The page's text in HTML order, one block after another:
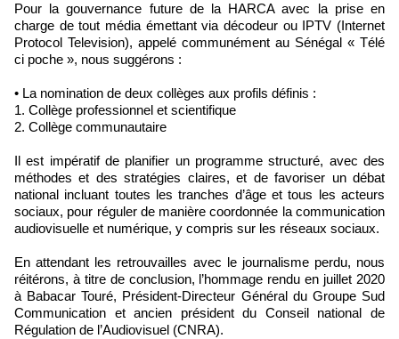
Pour la gouvernance future de la HARCA avec la prise en
charge de tout média émettant via décodeur ou IPTV (Internet
Protocol Television), appelé communément au Sénégal « Télé
ci poche », nous suggérons :
• La nomination de deux collèges aux profils définis :
1. Collège professionnel et scientifique
2. Collège communautaire
Il est impératif de planifier un programme structuré, avec des
méthodes et des stratégies claires, et de favoriser un débat
national incluant toutes les tranches d’âge et tous les acteurs
sociaux, pour réguler de manière coordonnée la communication
audiovisuelle et numérique, y compris sur les réseaux sociaux.
En attendant les retrouvailles avec le journalisme perdu, nous
réitérons, à titre de conclusion, l’hommage rendu en juillet 2020
à Babacar Touré, Président-Directeur Général du Groupe Sud
Communication et ancien président du Conseil national de
Régulation de l’Audiovisuel (CNRA).